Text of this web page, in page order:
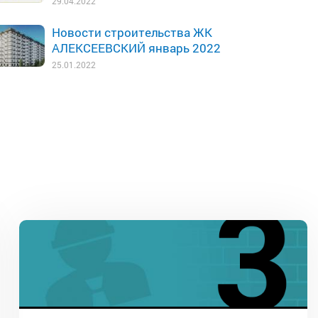
Новости строительства ЖК
АЛЕКСЕЕВСКИЙ январь 2022
25.01.2022